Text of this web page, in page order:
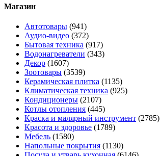
Магазин
Автотовары (941)
Аудио-видео (372)
Бытовая техника (917)
Водонагреватели (343)
Декор (1607)
Зоотовары (3539)
Керамическая плитка (1135)
Климатическая техника (925)
Кондиционеры (2107)
Котлы отопления (445)
Краска и малярный инструмент (2785)
Красота и здоровье (1789)
Мебель (1580)
Напольные покрытия (1130)